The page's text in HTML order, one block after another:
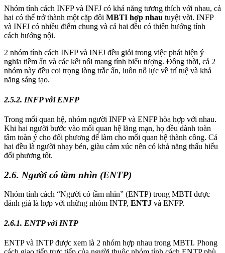
Nhóm tính cách INFP và INFJ có khả năng tương thích với nhau, cả
hai có thể trở thành một cặp đôi MBTI hợp nhau tuyệt vời. INFP
và INFJ có nhiều điểm chung và cả hai đều có thiên hướng tính
cách hướng nội.
2 nhóm tính cách INFP và INFJ đều giỏi trong việc phát hiện ý
nghĩa tiềm ẩn và các kết nối mang tính biểu tượng. Đồng thời, cả 2
nhóm này đều coi trọng lòng trắc ẩn, luôn nỗ lực về trí tuệ và khả
năng sáng tạo.
2.5.2. INFP với ENFP
Trong mối quan hệ, nhóm người INFP và ENFP hòa hợp với nhau.
Khi hai người bước vào mối quan hệ lãng mạn, họ đều dành toàn
tâm toàn ý cho đối phương để làm cho mối quan hệ thành công. Cả
hai đều là người nhạy bén, giàu cảm xúc nên có khả năng thấu hiểu
đối phương tốt.
2.6. Người có tầm nhìn (ENTP)
Nhóm tính cách “Người có tầm nhìn” (ENTP) trong MBTI được
đánh giá là hợp với những nhóm INTP, ENTJ và ENFP.
2.6.1. ENTP với INTP
ENTP và INTP được xem là 2 nhóm hợp nhau trong MBTI. Phong